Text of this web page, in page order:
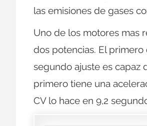
las emisiones de gases
Uno de los motores mas
dos potencias. El primero
segundo ajuste es capaz
primero tiene una
CV lo hace en 9,2